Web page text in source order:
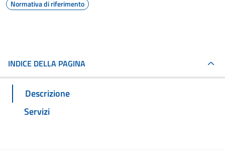
Normativa di riferimento
INDICE DELLA PAGINA
Descrizione
Servizi